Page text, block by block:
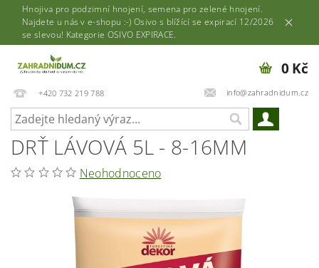
Hnojiva pro podzimní hnojení, semena pro zelené hnojení.
Najdete u nás v e-shopu :-) Osivo s blížící se expirací 12/2026
se slevou! Kategorie OSIVO EXPIRACE.
+420 732 219 788 info@zahradnidum.cz
0 Kč
DRŤ LÁVOVÁ 5L - 8-16MM
Neohodnoceno